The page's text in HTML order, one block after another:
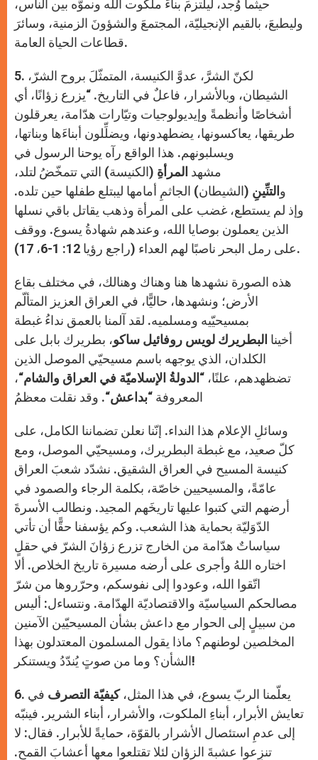
حيثما وُجد، ليلتزمَ بناءَ ملكوت الله ونموَّه بين الناس،
وليطبعَ، بالقيم الإنجيليّة، المجتمعَ والشؤونَ الزمنية، وسائرَ
قطاعات الحياة العامة.
5. لكنّ الشرَّ، عدوَّ الكنيسة، المتمثّلَ بروح الشرّ،
الشيطان، وبالأشرار، فاعلٌ في التاريخ. “يزرع زؤانًا، أي
أشخاصًا وأنظمةً وإيديولوجيات وتيّارات هدّامة، يعرقلون
طريقها، يعاكسونها، يضطهدونها، ويضلِّلون أبناءَها وبناتها،
ويسلبونهم. هذا الواقع رآه يوحنا الرسول في
مشهد المرأةِ (الكنيسة) التي تتمخّضُ لتلد،
و التنِّينِ (الشيطان) الجاثمِ أمامها ليبتلع طفلها حين تلده.
وإذ لم يستطع، غضب على المرأة وذهب يقاتل باقي نسلها
الذين يعملون بوصايا الله، وعندهم شهادةُ يسوع. ووقف
على رمل البحر ناصبًا لهم العداء (راجع رؤيا 12: 1-6، 17).
هذه الصورة نشهدها هنا وهناك وهنالك، في مختلف بقاع
الأرض؛ ونشهدها، حاليًّا، في العراق العزيز المتألّم
بمسيحيّيه ومسلميه. لقد آلمنا بالعمق نداءُ غبطة
أخينا البطريرك لويس روفائيل ساكو، بطريرك بابل على
الكلدان، الذي يوجهه باسم مسيحيّي الموصل الذين
تضظهدهم، علنًا، “ الدولةُ الإسلاميّة في العراق والشام“،
المعروفة “بداعش“. وقد نقلت معظمُ
وسائلِ الإعلام هذا النداء. إنّنا نعلن تضماننا الكامل، على
كلّ صعيد، مع غبطة البطريرك، ومسيحيّي الموصل، ومع
كنيسة المسيح في العراق الشقيق. نشدّد شعبَ العراق
عامّةً، والمسيحيين خاصّة، بكلمة الرجاء والصمود في
أرضهم التي كتبوا عليها تاريخَهم المجيد. ونطالب الأسرةَ
الدّوَليّة بحماية هذا الشعب. وكم يؤسفنا حقًّا أن تأتي
سياساتٌ هدّامة من الخارج تزرع زؤانَ الشرّ في حقلٍ
اختاره اللهُ وأجرى على أرضه مسيرة تاريخ الخلاص. ألا
اتّقوا الله، وعودوا إلى نفوسكم، وحرّروها من شرّ
مصالحكم السياسيّة والاقتصاديّة الهدّامة. ونتساءل: أليس
من سبيلٍ إلى الحوار مع داعش بشأن المسيحيّين الآمنين
المخلصين لوطنهم؟ ماذا يقول المسلمون المعتدلون بهذا
الشأن؟ وما من صوتٍ يُندّدُ ويستنكر!
6. يعلّمنا الربّ يسوع، في هذا المثل،كيفيّة التصرف في
تعايش الأبرار، أبناءِ الملكوت، والأشرار، أبناء الشرير. فينبّه
إلى عدمِ استئصال الأشرار بالقوّة، حمايةً للأبرار. فقال: لا
تنزِعوا عشبةَ الزؤان لئلا تقتلعوا معها أعشابَ القمح.